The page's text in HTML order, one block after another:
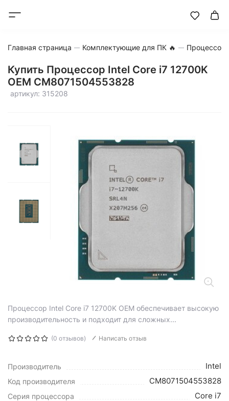
Главная страница Комплектующие для ПК 🔥
Купить Процессор Intel Core i7 12700K
OEM CM8071504553828
артикул: 315208
Процессор Intel Core i7 12700K OEM обеспечивает высокую
производительность и подходит для сложных...
(0 отзывов) Написать отзыв
Производитель Intel
Код производителя CM8071504553828
Серия процессора Core i7